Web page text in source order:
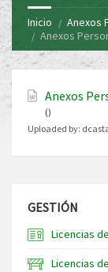
Inicio
Anexos
Anexos
Anexos
()
Uploaded by:
GESTIÓN
Licencias
Licencias